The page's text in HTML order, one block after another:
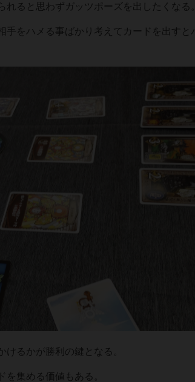
れると思わずガッツポーズを出したくなる。
をハメる事ばかり考えてカードを出すと
るかが勝利の鍵となる。
集める価値もある。